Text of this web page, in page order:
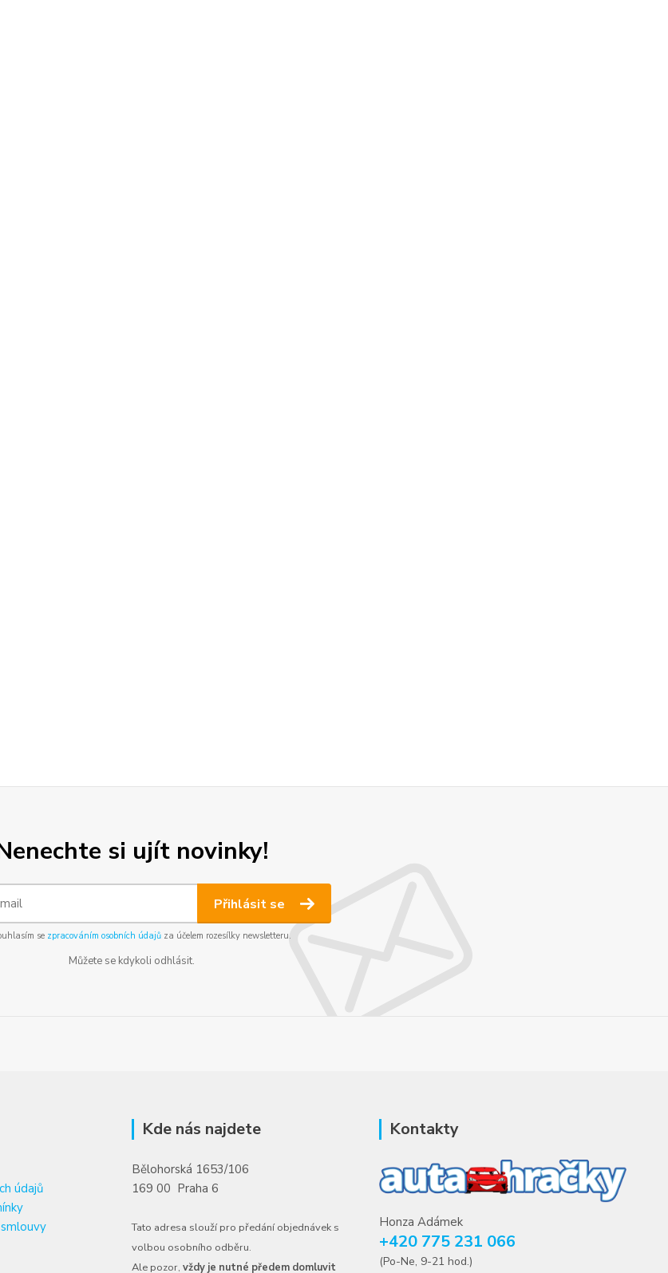
si ujít novinky!
Přihlásit se
se zpracováním osobních údajůza účelem rozesílky newsletteru.
Můžete se kdykoli odhlásit.
údajů
Kde nás najdete
Bělohorská 1653/106
169 00 Praha 6
Tato adresa slouží pro předání objednávek s
volbou osobního odběru.
Ale pozor, vždy je nutné předem domluvit
Kontakty
Honza Adámek
+420 775 231 066
(Po-Ne, 9-21 hod.)